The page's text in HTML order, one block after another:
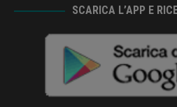
SCARICA L’APP E